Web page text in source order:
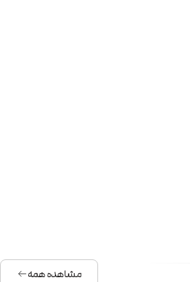
مشاهده همه